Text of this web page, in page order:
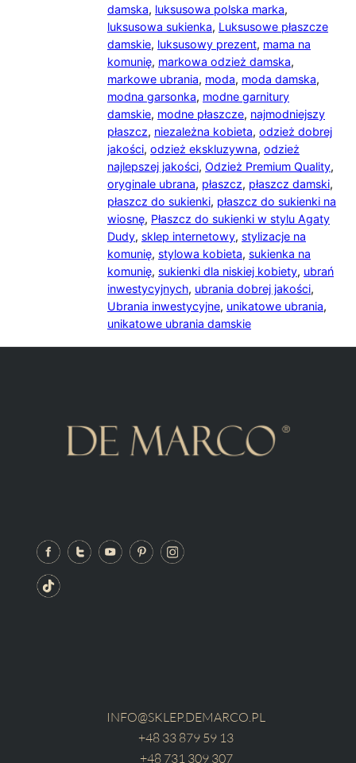
damska, luksusowa polska marka,
luksusowa sukienka, Luksusowe płaszcze
damskie, luksusowy prezent, mama na
komunię, markowa odzież damska,
markowe ubrania, moda, moda damska,
modna garsonka, modne garnitury
damskie, modne płaszcze, najmodniejszy
płaszcz, niezależna kobieta, odzież dobrej
jakości, odzież ekskluzywna, odzież
najlepszej jakości, Odzież Premium Quality,
oryginale ubrana, płaszcz, płaszcz damski,
płaszcz do sukienki, płaszcz do sukienki na
wiosnę, Płaszcz do sukienki w stylu Agaty
Dudy, sklep internetowy, stylizacje na
komunię, stylowa kobieta, sukienka na
komunię, sukienki dla niskiej kobiety, ubrań
inwestycyjnych, ubrania dobrej jakości,
Ubrania inwestycyjne, unikatowe ubrania,
unikatowe ubrania damskie
INFO@SKLEP.DEMARCO.PL
+48 33 879 59 13
+48 731 309 307